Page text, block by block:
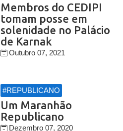
Membros do CEDIPI
tomam posse em
solenidade no Palácio
de Karnak
Outubro 07, 2021
#REPUBLICANO
Um Maranhão
Republicano
Dezembro 07, 2020